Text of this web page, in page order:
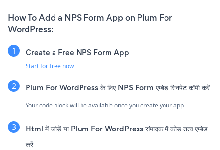
How To Add a NPS Form App on Plum For
WordPress:
Create a Free NPS Form App
Start for free now
Plum For WordPress के लिए NPS Form एम्बेड स्निपेट कॉपी करें
Your code block will be available once you create your app
Html में जोड़ें या Plum For WordPress संपादक में कोड तत्व एम्बेड
करें